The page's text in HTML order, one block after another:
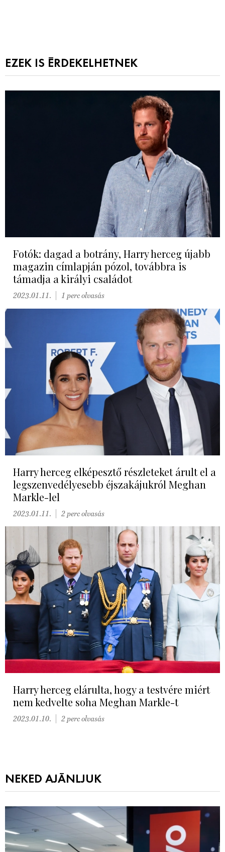
EZEK IS ÉRDEKELHETNEK
Fotók: dagad a botrány, Harry herceg újabb
magazin címlapján pózol, továbbra is
támadja a királyi családot
2023.01.11. 1 perc olvasás
Harry herceg elképesztő részleteket árult el a
legszenvedélyesebb éjszakájukról Meghan
Markle-lel
2023.01.11. 2 perc olvasás
Harry herceg elárulta, hogy a testvére miért
nem kedvelte soha Meghan Markle-t
2023.01.10. 2 perc olvasás
NEKED AJÁNLJUK